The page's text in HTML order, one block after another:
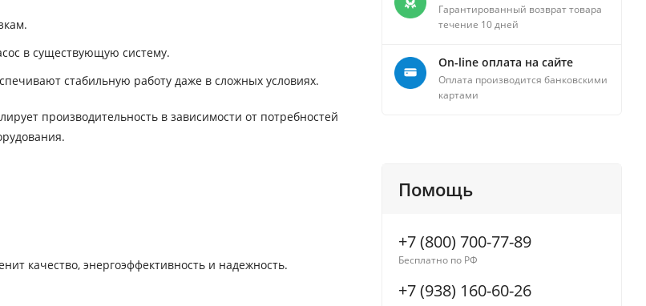
в существующую систему.
стабильную работу даже в сложных условиях.
производительность в зависимости от потребностей
качество, энергоэффективность и надежность.
Гарантированный возврат товара
течение 10 дней
On-line оплата на сайте
Оплата производится банковскими
картами
Помощь
+7 (800) 700-77-89
Бесплатно по РФ
+7 (938) 160-60-26